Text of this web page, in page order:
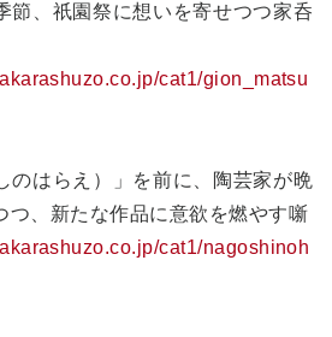
節、祇園祭に想いを寄せつつ家呑
cat1/gion_matsu
のはらえ）」を前に、陶芸家が晩
つ、新たな作品に意欲を燃やす噺
cat1/nagoshinoh